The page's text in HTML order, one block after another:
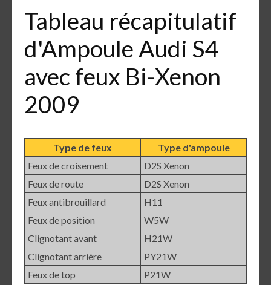
Tableau récapitulatif
d'Ampoule Audi S4
avec feux Bi-Xenon
2009
Type de feux
Type d'ampoule
Feux de croisement
D2S Xenon
Feux de route
D2S Xenon
Feux antibrouillard
H11
Feux de position
W5W
Clignotant avant
H21W
Clignotant arrière
PY21W
Feux de top
P21W